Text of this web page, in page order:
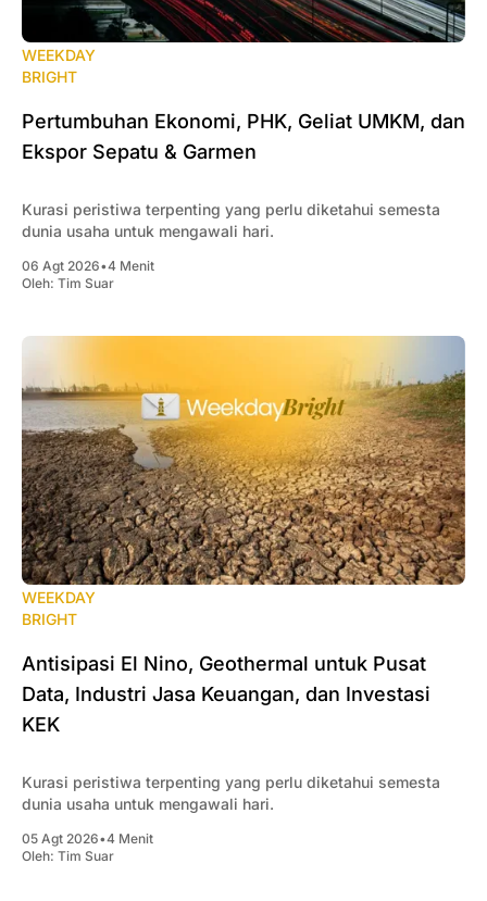
WEEKDAY
BRIGHT
Pertumbuhan Ekonomi, PHK, Geliat UMKM, dan
Ekspor Sepatu & Garmen
Kurasi peristiwa terpenting yang perlu diketahui semesta
dunia usaha untuk mengawali hari.
06 Agt 2026•4 Menit
Oleh: Tim Suar
WEEKDAY
BRIGHT
Antisipasi El Nino, Geothermal untuk Pusat
Data, Industri Jasa Keuangan, dan Investasi
KEK
Kurasi peristiwa terpenting yang perlu diketahui semesta
dunia usaha untuk mengawali hari.
05 Agt 2026•4 Menit
Oleh: Tim Suar